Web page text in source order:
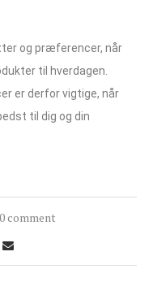
og præferencer, når
til hverdagen.
er derfor vigtige, når
til dig og din
0 comment